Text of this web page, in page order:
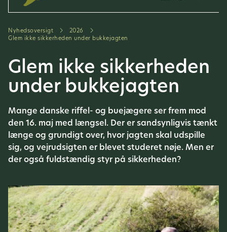
Nyhedsoversigt
2026
Glem ikke sikkerheden under bukkejagten
Glem ikke sikkerheden
under bukkejagten
Mange danske riffel- og buejægere ser frem mod
den 16. maj med længsel. Der er sandsynligvis tænkt
længe og grundigt over, hvor jagten skal udspille
sig, og vejrudsigten er blevet studeret nøje. Men er
der også fuldstændig styr på sikkerheden?